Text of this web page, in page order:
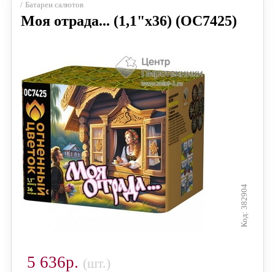
Батареи салютов
Моя отрада... (1,1"х36) (ОС7425)
382904
5 636р. (шт.)